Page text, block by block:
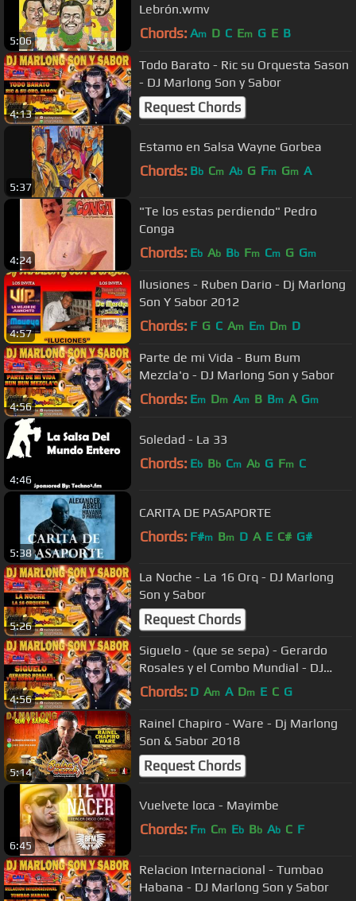
5:06
Lebrón.wmv
Chords: Am D C Em G E B
4:13
Todo Barato - Ric su Orquesta Sason
- DJ Marlong Son y Sabor
Request Chords
5:37
Estamo en Salsa Wayne Gorbea
Chords: Bb Cm Ab G Fm Gm A
4:24
"Te los estas perdiendo" Pedro
Conga
Chords: Eb Ab Bb Fm Cm G Gm
4:57
Ilusiones - Ruben Dario - Dj Marlong
Son Y Sabor 2012
Chords: F G C Am Em Dm D
4:56
Parte de mi Vida - Bum Bum
Mezcla'o - DJ Marlong Son y Sabor
Chords: Em Dm Am B Bm A Gm
4:46
Soledad - La 33
Chords: Eb Bb Cm Ab G Fm C
5:38
CARITA DE PASAPORTE
Chords: F#m Bm D A E C# G#
5:26
La Noche - La 16 Orq - DJ Marlong
Son y Sabor
Request Chords
4:56
Siguelo - (que se sepa) - Gerardo
Rosales y el Combo Mundial - DJ
Marlong Son y Sabor
Chords: D Am A Dm E C G
5:14
Rainel Chapiro - Ware - Dj Marlong
Son & Sabor 2018
Request Chords
6:45
Vuelvete loca - Mayimbe
Chords: Fm Cm Eb Bb Ab C F
Relacion Internacional - Tumbao
Habana - DJ Marlong Son y Sabor